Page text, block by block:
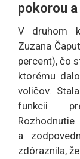
pokorou
V druhom
Zuzana
percent), čo
ktorému
voličov.
funkcii
a
zdôraznila,